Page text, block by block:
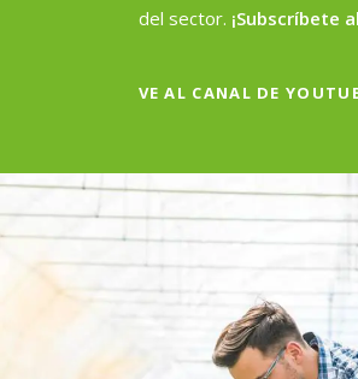
del sector. ¡Subscríbete
VE AL CANAL DE